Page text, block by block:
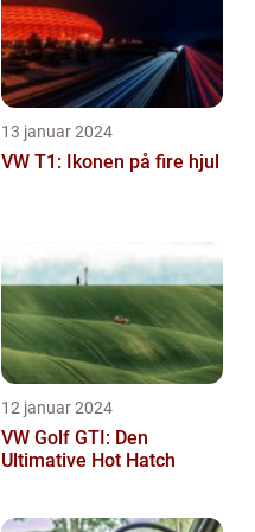
13 januar 2024
VW T1: Ikonen på fire hjul
12 januar 2024
VW Golf GTI: Den
Ultimative Hot Hatch